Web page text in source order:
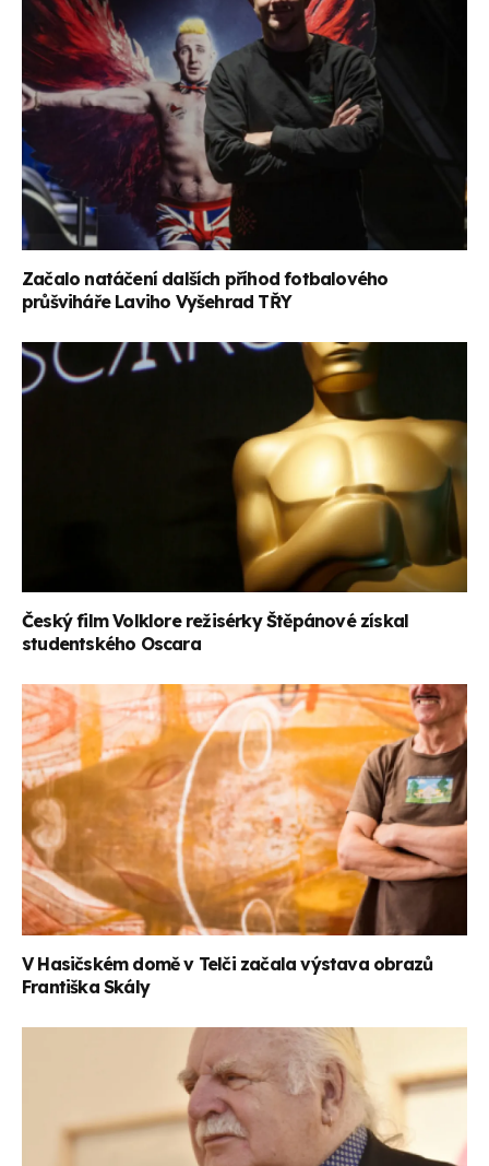
Začalo natáčení dalších příhod fotbalového
průšviháře Laviho Vyšehrad TŘY
Český film Volklore režisérky Štěpánové získal
studentského Oscara
V Hasičském domě v Telči začala výstava obrazů
Františka Skály